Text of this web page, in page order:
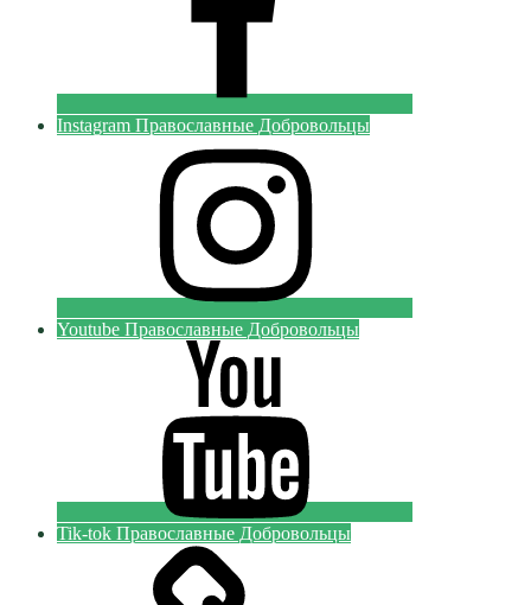
Instagram Православные Добровольцы
Youtube Православные Добровольцы
Tik-tok Православные Добровольцы